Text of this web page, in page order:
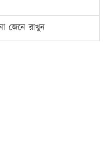
জেনে রাখুন